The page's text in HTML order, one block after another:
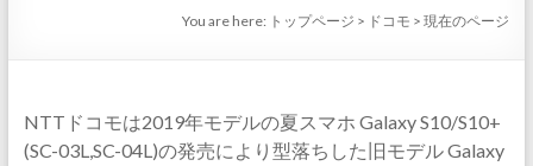
You are here: トップページ > ドコモ >現在のページ
NTTドコモは2019年モデルの夏スマホ Galaxy S10/S10+
(SC-03L,SC-04L)の発売により型落ちした旧モデル Galaxy